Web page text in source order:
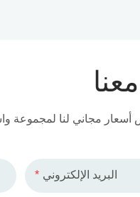
البريد الإلكتروني